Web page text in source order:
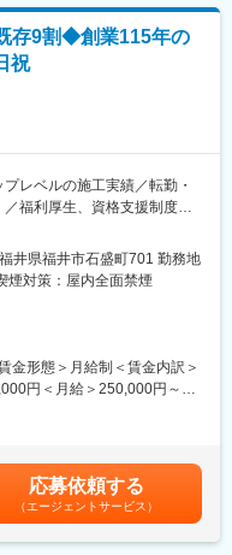
開拓していったからこそ、
います。
15/278209/080400148/
を支える一本の大きな柱と
お客様先へ訪問します。
ので安心してご応募くださ
だき、プロジェクトリーダ
新プロジェクト立ち上げな
名が在籍しております。
ローバル展開も積極的に推
億円に迫る年商を誇りま
存9割◆創業115年の
祝
レベルの施工実績／転勤・
福利厚生、資格支援制度充
ーターやセンサー、FA機
業も行います。
、レーザーマーカー、FA機
30代：1名）
井県福井市石盛町701 勤務地
煙対策：屋内全面禁煙
金形態＞月給制＜賃金内訳＞
円＜月給＞250,000円～
応募依頼する
（エージェントサービス）